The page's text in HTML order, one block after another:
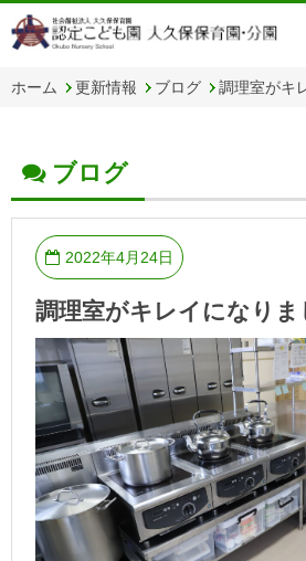
ホーム 更新情報 ブログ 調理室がキ
ブログ
2022年4月24日
調理室がキレイになりま